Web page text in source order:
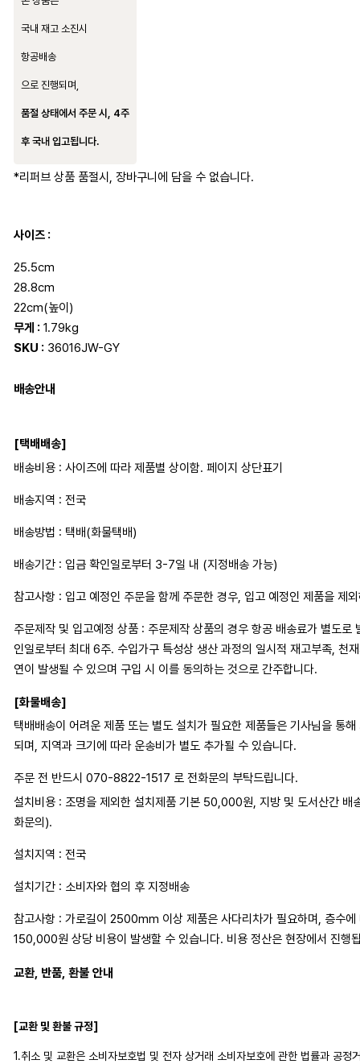
국내 재고 소진시
항공배송
으로 진행되며,
품절 상태에서 주문 시, 4주
후 국내 입고됩니다.
*리퍼브 상품 품절시, 장바구니에 담을 수 없습니다.
사이즈 :
25.5cm
28.8cm
22cm(높이)
무게 :1.79kg
SKU :36016JW-GY
배송안내
[택배배송]
배송비용 : 사이즈에 따라 제품별 상이함. 페이지 상단표기
배송지역 : 전국
배송방법 : 택배(화물택배)
배송기간 : 입금 확인일로부터 3-7일 내 (지정배송 가능)
참고사항 : 입고 예정인 주문을 함께 주문한 경우, 입고 예정인 제품을 제
주문제작 및 입고예정 상품 : 주문제작 상품의 경우 항공 배송료가 별도로
인일로부터 최대 6주. 수입가구 특성상 생산 과정의 일시적 재고부족, 천
연이 발생될 수 있으며 구입 시 이를 동의하는 것으로 간주합니다.
[화물배송]
택배배송이 어려운 제품 또는 별도 설치가 필요한 제품들은 기사님을 통
되며, 지역과 크기에 따라 운송비가 별도 추가될 수 있습니다.
주문 전 반드시 070-8822-1517 로 전화문의 부탁드립니다.
설치비용 : 조명을 제외한 설치제품 기본 50,000원, 지방 및 도서산간 배
화문의).
설치지역 : 전국
설치기간 : 소비자와 협의 후 지정배송
참고사항 : 가로길이 2500mm 이상 제품은 사다리차가 필요하며, 층수
150,000원 상당 비용이 발생할 수 있습니다. 비용 정산은 현장에서 진행
교환, 반품, 환불 안내
[교환 및 환불 규정]
1.취소 및 교환은 소비자보호법 및 전자 상거래 소비자보호에 관한 법률과 공정